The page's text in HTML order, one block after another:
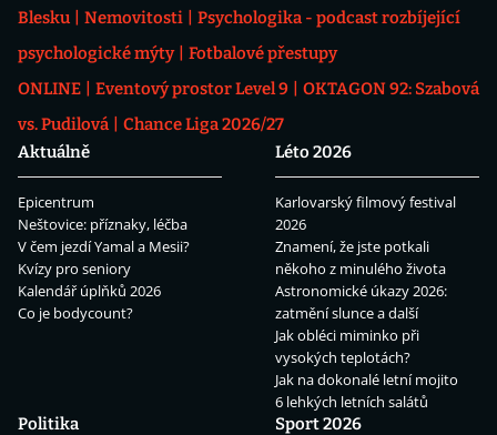
Blesku
Nemovitosti
Psychologika - podcast rozbíjející
psychologické mýty
Fotbalové přestupy
ONLINE
Eventový prostor Level 9
OKTAGON 92: Szabová
vs. Pudilová
Chance Liga 2026/27
Aktuálně
Epicentrum
Neštovice: příznaky, léčba
V čem jezdí Yamal a Mesii?
Kvízy pro seniory
Kalendář úplňků 2026
Co je bodycount?
Léto 2026
Karlovarský filmový festival
2026
Znamení, že jste potkali
někoho z minulého života
Astronomické úkazy 2026:
zatmění slunce a další
Jak obléci miminko při
vysokých teplotách?
Jak na dokonalé letní mojito
6 lehkých letních salátů
Politika
Sport 2026